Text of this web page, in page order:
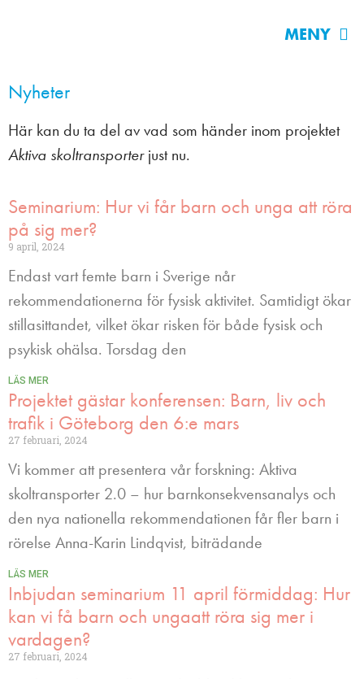
MENY
Nyheter
Här kan du ta del av vad som händer inom projektet
Aktiva skoltransporterjust nu.
Seminarium: Hur vi får barn och unga att röra
på sig mer?
9 april, 2024
Endast vart femte barn i Sverige når
rekommendationerna för fysisk aktivitet. Samtidigt ökar
stillasittandet, vilket ökar risken för både fysisk och
psykisk ohälsa. Torsdag den
LÄS MER
Projektet gästar konferensen: Barn, liv och
trafik i Göteborg den 6:e mars
27 februari, 2024
Vi kommer att presentera vår forskning: Aktiva
skoltransporter 2.0 – hur barnkonsekvensanalys och
den nya nationella rekommendationen får fler barn i
rörelse Anna-Karin Lindqvist, biträdande
LÄS MER
Inbjudan seminarium 11 april förmiddag: Hur
kan vi få barn och ungaatt röra sig mer i
vardagen?
27 februari, 2024